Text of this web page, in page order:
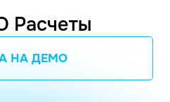
Расчеты
НА ДЕМО